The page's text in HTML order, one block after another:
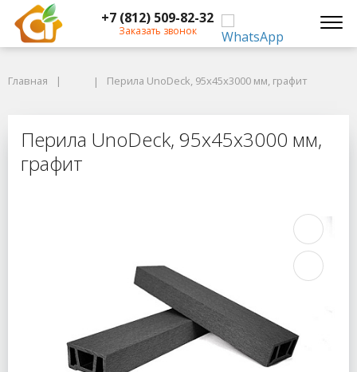
+7 (812) 509-82-32
Заказать звонок
Перила UnoDeck, 95x45x3000 мм, графит
Главная Перила UnoDeck, 95x45x3000 мм, графит
Перила UnoDeck, 95x45x3000 мм,
графит